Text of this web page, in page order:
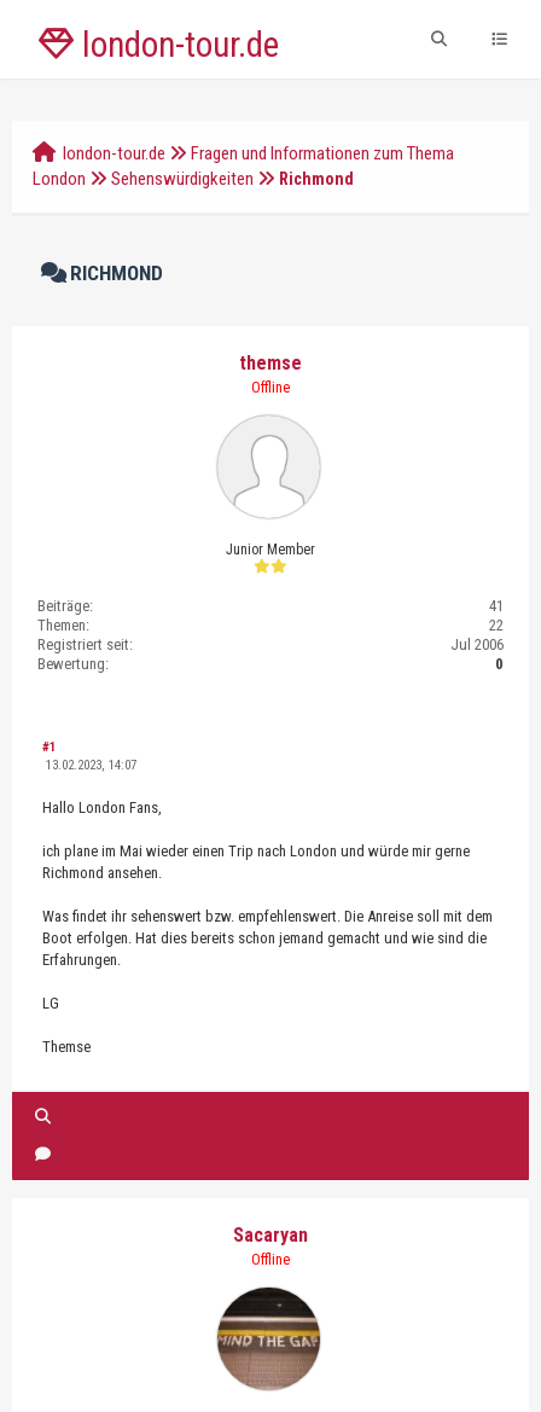
london-tour.de
london-tour.de
Fragen und Informationen zum Thema
London
Sehenswürdigkeiten Richmond
RICHMOND
themse
Offline
Junior Member
Beiträge:
41
Themen:
22
Registriert seit:
Jul 2006
Bewertung:
0
#1
13.02.2023, 14:07
Hallo London Fans,
ich plane im Mai wieder einen Trip nach London und würde mir gerne
Richmond ansehen.
Was findet ihr sehenswert bzw. empfehlenswert. Die Anreise soll mit dem
Boot erfolgen. Hat dies bereits schon jemand gemacht und wie sind die
Erfahrungen.
LG
Themse
Sacaryan
Offline